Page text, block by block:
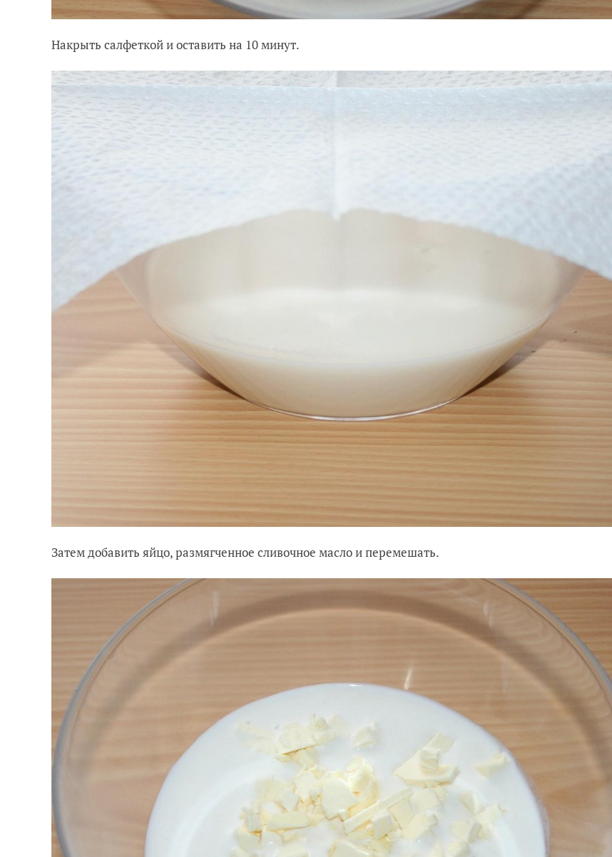
Накрыть салфеткой и оставить на 10 минут.
Затем добавить яйцо, размягченное сливочное масло и перемешать.